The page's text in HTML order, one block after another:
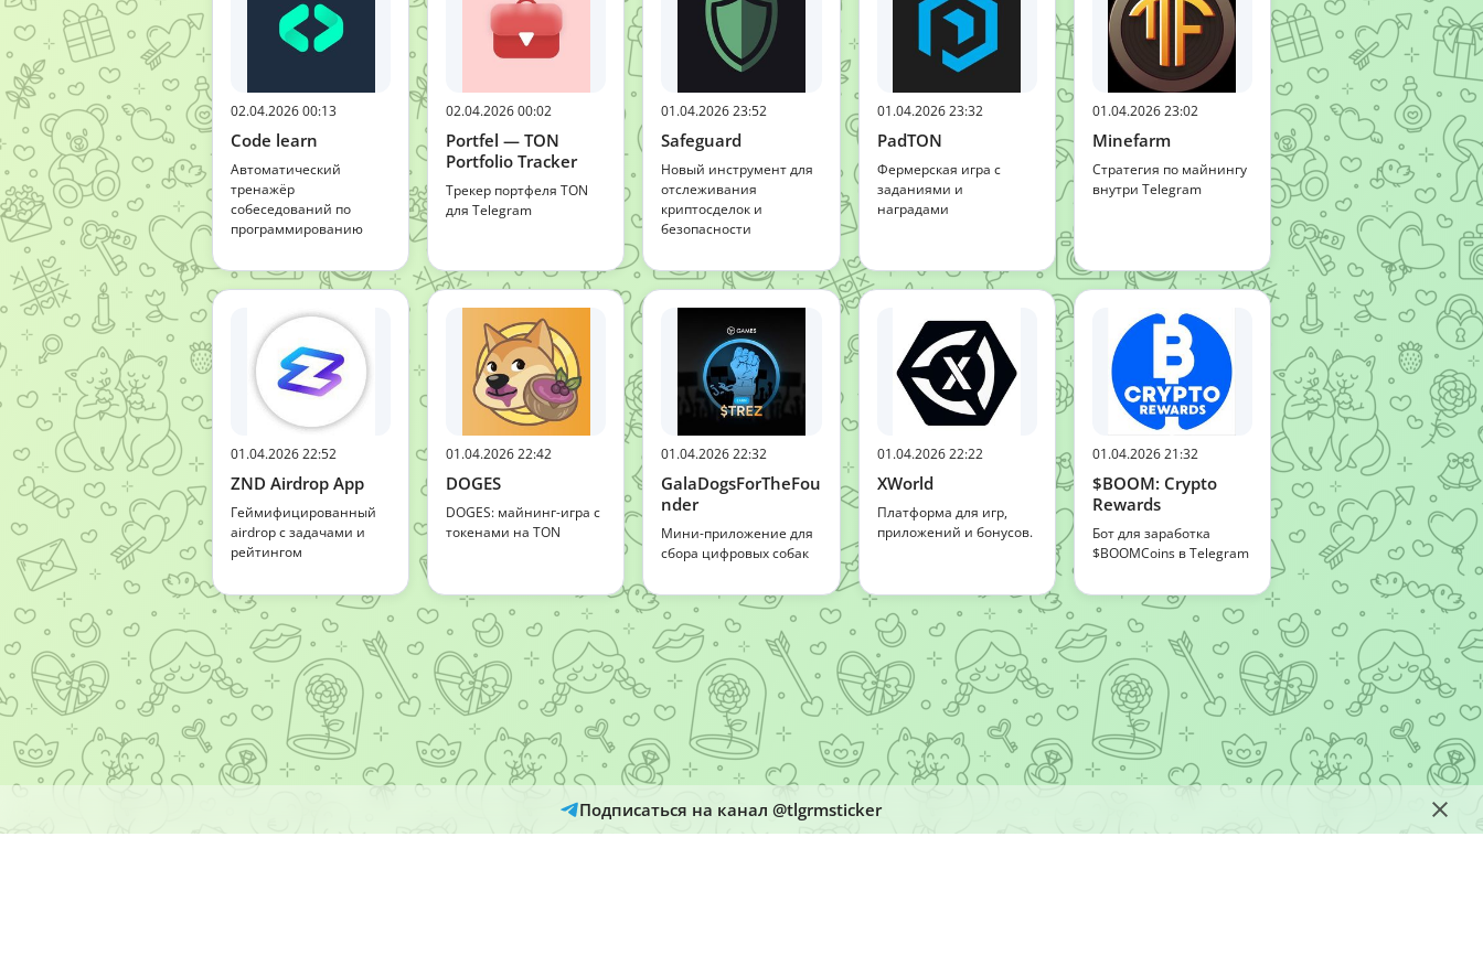
02.04.2026 00:13
Code learn
Автоматический
тренажёр
собеседований по
программированию
02.04.2026 00:02
Portfel — TON
Portfolio Tracker
Трекер портфеля TON
для Telegram
01.04.2026 23:52
Safeguard
Новый инструмент для
отслеживания
криптосделок и
безопасности
01.04.2026 23:32
PadTON
Фермерская игра с
заданиями и
наградами
01.04.2026 23:02
Minefarm
Стратегия по майнингу
внутри Telegram
01.04.2026 22:52
ZND Airdrop App
Геймифицированный
airdrop с задачами и
рейтингом
01.04.2026 22:42
DOGES
DOGES: майнинг-игра с
токенами на TON
01.04.2026 22:32
GalaDogsForTheFou
nder
Мини-приложение для
сбора цифровых собак
01.04.2026 22:22
XWorld
Платформа для игр,
приложений и бонусов.
01.04.2026 21:32
$BOOM: Crypto
Rewards
Бот для заработка
$BOOMCoins в Telegram
Подписаться на канал @tlgrmsticker